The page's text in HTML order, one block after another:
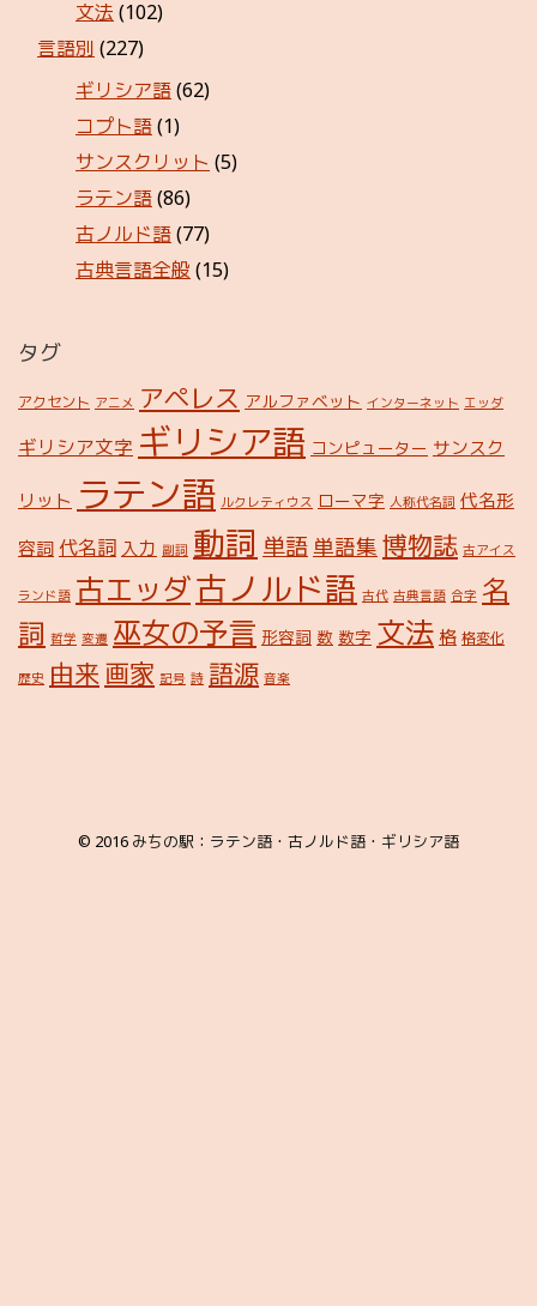
文法 (102)
言語別 (227)
ギリシア語(62)
コプト語(1)
サンスクリット (5)
ラテン語(86)
古ノルド語(77)
古典言語全般 (15)
タグ
アクセント アニメ アペレス アルファベット インターネット エッダ
ギリシア文字 ギリシア語 コンピューター サンスク
リット ラテン語 ルクレティウス ローマ字 人称代名詞 代名形
容詞 代名詞 入力 副詞 動詞 単語単語集 博物誌 古アイス
ランド語 古エッダ古ノルド語 古代 古典言語 合字 名
詞 哲学 変遷 巫女の予言 形容詞 数 数字 文法 格 格変化
歴史 由来画家 記号 詩 語源 音楽
© 2016 みちの駅：ラテン語・古ノルド語・ギリシア語